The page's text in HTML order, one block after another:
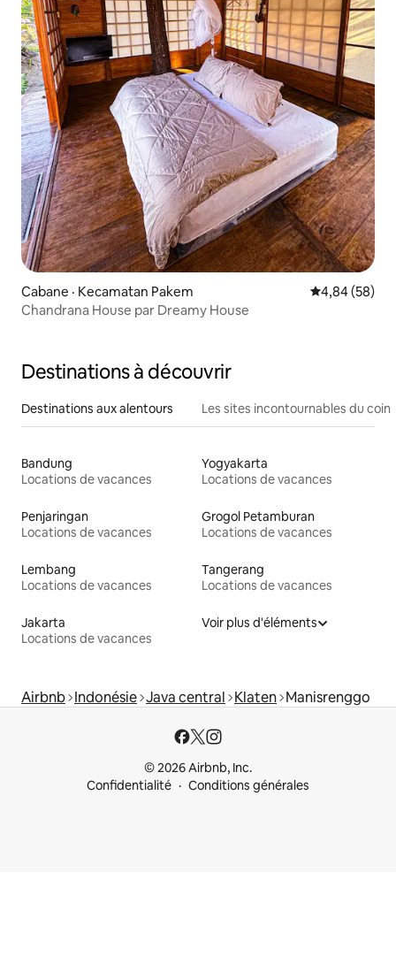
Cabane · Kecamatan Pakem Note
4,84 (58)
Chandrana House par Dreamy House
Destinations à découvrir
Destinations aux alentours Les sites incontournables du coin
Bandung
Locations de vacances
Yogyakarta
Locations de vacances
Penjaringan
Locations de vacances
Grogol Petamburan
Locations de vacances
Lembang
Locations de vacances
Tangerang
Locations de vacances
Jakarta
Locations de vacances
Voir plus d'éléments
Airbnb Indonésie Java central Klaten Manisrenggo
© 2026 Airbnb, Inc.
Confidentialité
Conditions générales